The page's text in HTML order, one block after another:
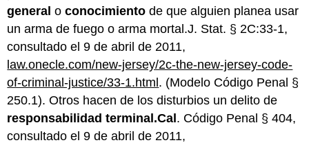
general oconocimiento de que alguien planea usar
un arma de fuego o arma mortal.J. Stat. § 2C:33-1,
consultado el 9 de abril de 2011,
law.onecle.com/new-jersey/2c-the-new-jersey-code-
of-criminal-justice/33-1.html . (Modelo Código Penal §
250.1). Otros hacen de los disturbios un delito de
responsabilidad terminal.Cal . Código Penal § 404,
consultado el 9 de abril de 2011,